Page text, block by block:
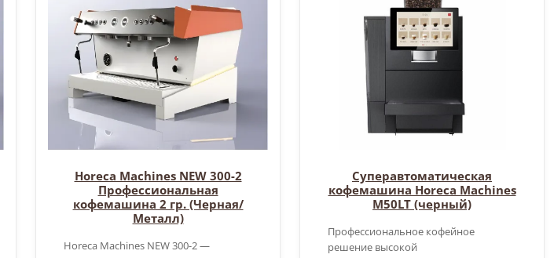
Horeca Machines NEW 300-2
Профессиональная
кофемашина 2 гр. (Черная/
Металл)
Horeca Machines NEW 300-2 —
Суперавтоматическая
кофемашина Horeca Machines
M50LT (черный)
Профессиональное кофейное
решение высокой